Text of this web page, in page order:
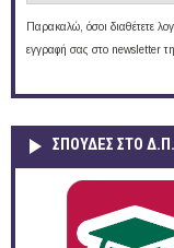
Παρακαλώ, όσοι διαθέτετε
εγγραφή σας στο newsletter
ΣΠΟΥΔΈΣ ΣΤΟ